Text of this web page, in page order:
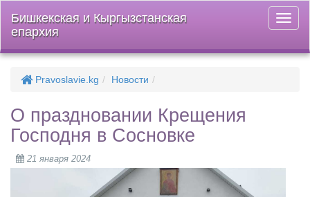
меню
Бишкекская и Кыргызстанская
епархия
Pravoslavie.kg Новости
О праздновании Крещения
Господня в Сосновке
21 января 2024